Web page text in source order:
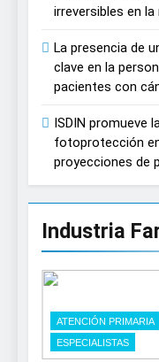
irreversibles en
La presencia de
clave en la
pacientes con
ISDIN promueve
fotoprotección
proyecciones de
Industria
ATENCIÓN PRIMARIA
ESPECIALISTAS